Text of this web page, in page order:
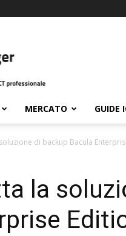
MERCATO GUIDE
di backup Bacula
la